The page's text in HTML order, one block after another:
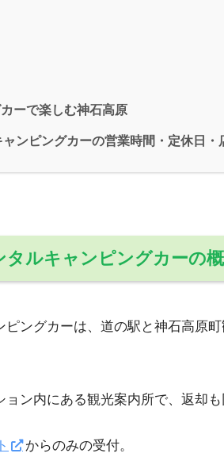
ーで楽しむ神石高原
ンピングカーの営業時間・定休日・
ルキャンピングカーの
ングカーは、道の駅と神石高原
ン内にある観光案内所で、返却も
からのみの受付。